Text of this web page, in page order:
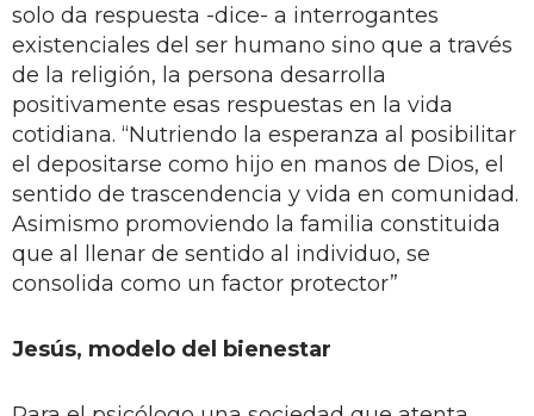
solo da respuesta -dice- a interrogantes
existenciales del ser humano sino que a través
de la religión, la persona desarrolla
positivamente esas respuestas en la vida
cotidiana. “Nutriendo la esperanza al posibilitar
el depositarse como hijo en manos de Dios, el
sentido de trascendencia y vida en comunidad.
Asimismo promoviendo la familia constituida
que al llenar de sentido al individuo, se
consolida como un factor protector”
Jesús, modelo del bienestar